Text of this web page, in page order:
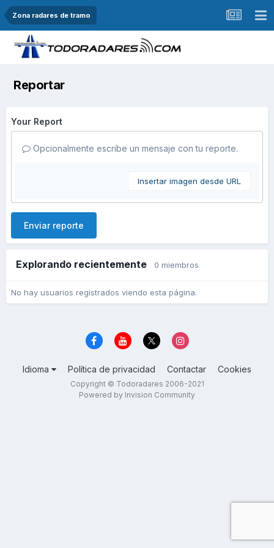
Zona radares de tramo
Reportar
Your Report
Opcionalmente escribe un mensaje con tu reporte.
Insertar imagen desde URL
Enviar reporte
Explorando recientemente 0 miembros
No hay usuarios registrados viendo esta página.
Idioma Política de privacidad Contactar Cookies
Copyright © Todoradares 2006-2021
Powered by Invision Community